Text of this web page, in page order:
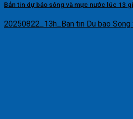
Bản tin dự báo sóng và mực nước lúc 13
20250822_13h_Ban tin Du bao Song